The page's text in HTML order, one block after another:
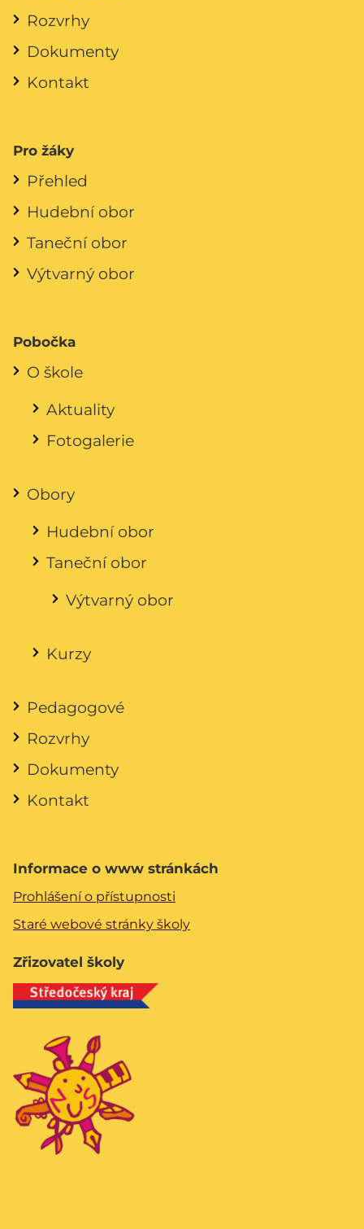
Rozvrhy
Dokumenty
Kontakt
Pro žáky
Přehled
Hudební obor
Taneční obor
Výtvarný obor
Pobočka
O škole
Aktuality
Fotogalerie
Obory
Hudební obor
Taneční obor
Výtvarný obor
Kurzy
Pedagogové
Rozvrhy
Dokumenty
Kontakt
Informace o www stránkách
Prohlášení o přístupnosti
Staré webové stránky školy
Zřizovatel školy